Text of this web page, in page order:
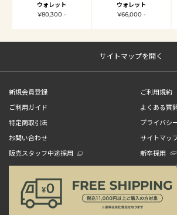
ウォレット
¥80,300 -
ウォレット
¥66,000 -
サイトマップを開く
新規会員登録
ご利用規約
ご利用ガイド
よくある質
特定商取引法
プライバシ
お問い合わせ
サイトマッ
販売スタッフ中途採用
新卒採用